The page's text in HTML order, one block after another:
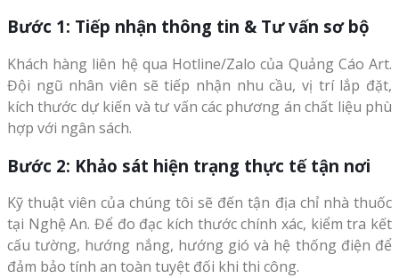
Bước 1: Tiếp nhận thông tin & Tư vấn sơ bộ
Khách hàng liên hệ qua Hotline/Zalo của Quảng Cáo Art.
Đội ngũ nhân viên sẽ tiếp nhận nhu cầu, vị trí lắp đặt,
kích thước dự kiến và tư vấn các phương án chất liệu phù
hợp với ngân sách.
Bước 2: Khảo sát hiện trạng thực tế tận nơi
Kỹ thuật viên của chúng tôi sẽ đến tận địa chỉ nhà thuốc
tại Nghệ An. Để đo đạc kích thước chính xác, kiểm tra kết
cấu tường, hướng nắng, hướng gió và hệ thống điện để
đảm bảo tính an toàn tuyệt đối khi thi công.